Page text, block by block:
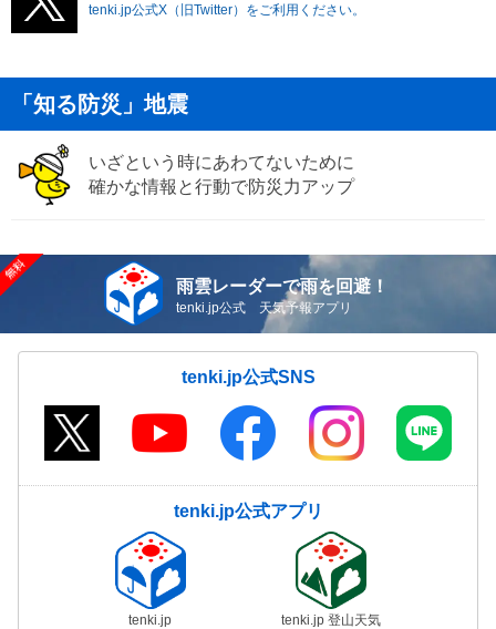
tenki.jp公式X（旧Twitter）をご利用ください。
「知る防災」地震
いざという時にあわてないために
確かな情報と行動で防災力アップ
雨雲レーダーで雨を回避！
tenki.jp公式 天気予報アプリ
tenki.jp公式SNS
tenki.jp公式アプリ
tenki.jp tenki.jp 登山天気